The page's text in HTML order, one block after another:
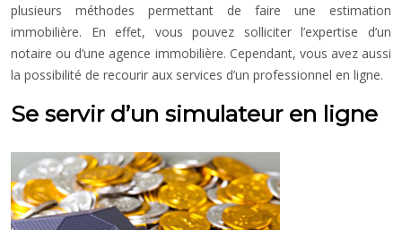
plusieurs méthodes permettant de faire une estimation
immobilière. En effet, vous pouvez solliciter l’expertise d’un
notaire ou d’une agence immobilière. Cependant, vous avez aussi
la possibilité de recourir aux services d’un professionnel en ligne.
Se servir d’un simulateur en ligne